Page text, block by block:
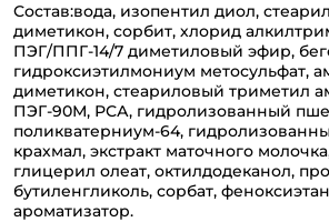
Состав:вода, изопентил диол,
диметикон, сорбит, хлорид
ПЭГ/ППГ-14/7 диметиловый эфир,
гидроксиэтилмониум метосульфат,
диметикон, стеариловый триметил
ПЭГ-90М, РСА, гидролизованный
поликватерниум-64,
крахмал, экстракт маточного
глицерил олеат, октилдодеканол,
бутиленгликоль, сорбат,
ароматизатор.